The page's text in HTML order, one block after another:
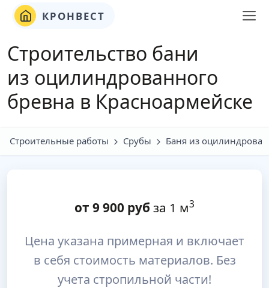
КРОНВЕСТ
Строительство бани
из оцилиндрованного
бревна в Красноармейске
Строительные работы Срубы Баня из
от 9 900 руб за 1 м3
Цена указана примерная и включает
в себя стоимость материалов. Без
учета стропильной части!